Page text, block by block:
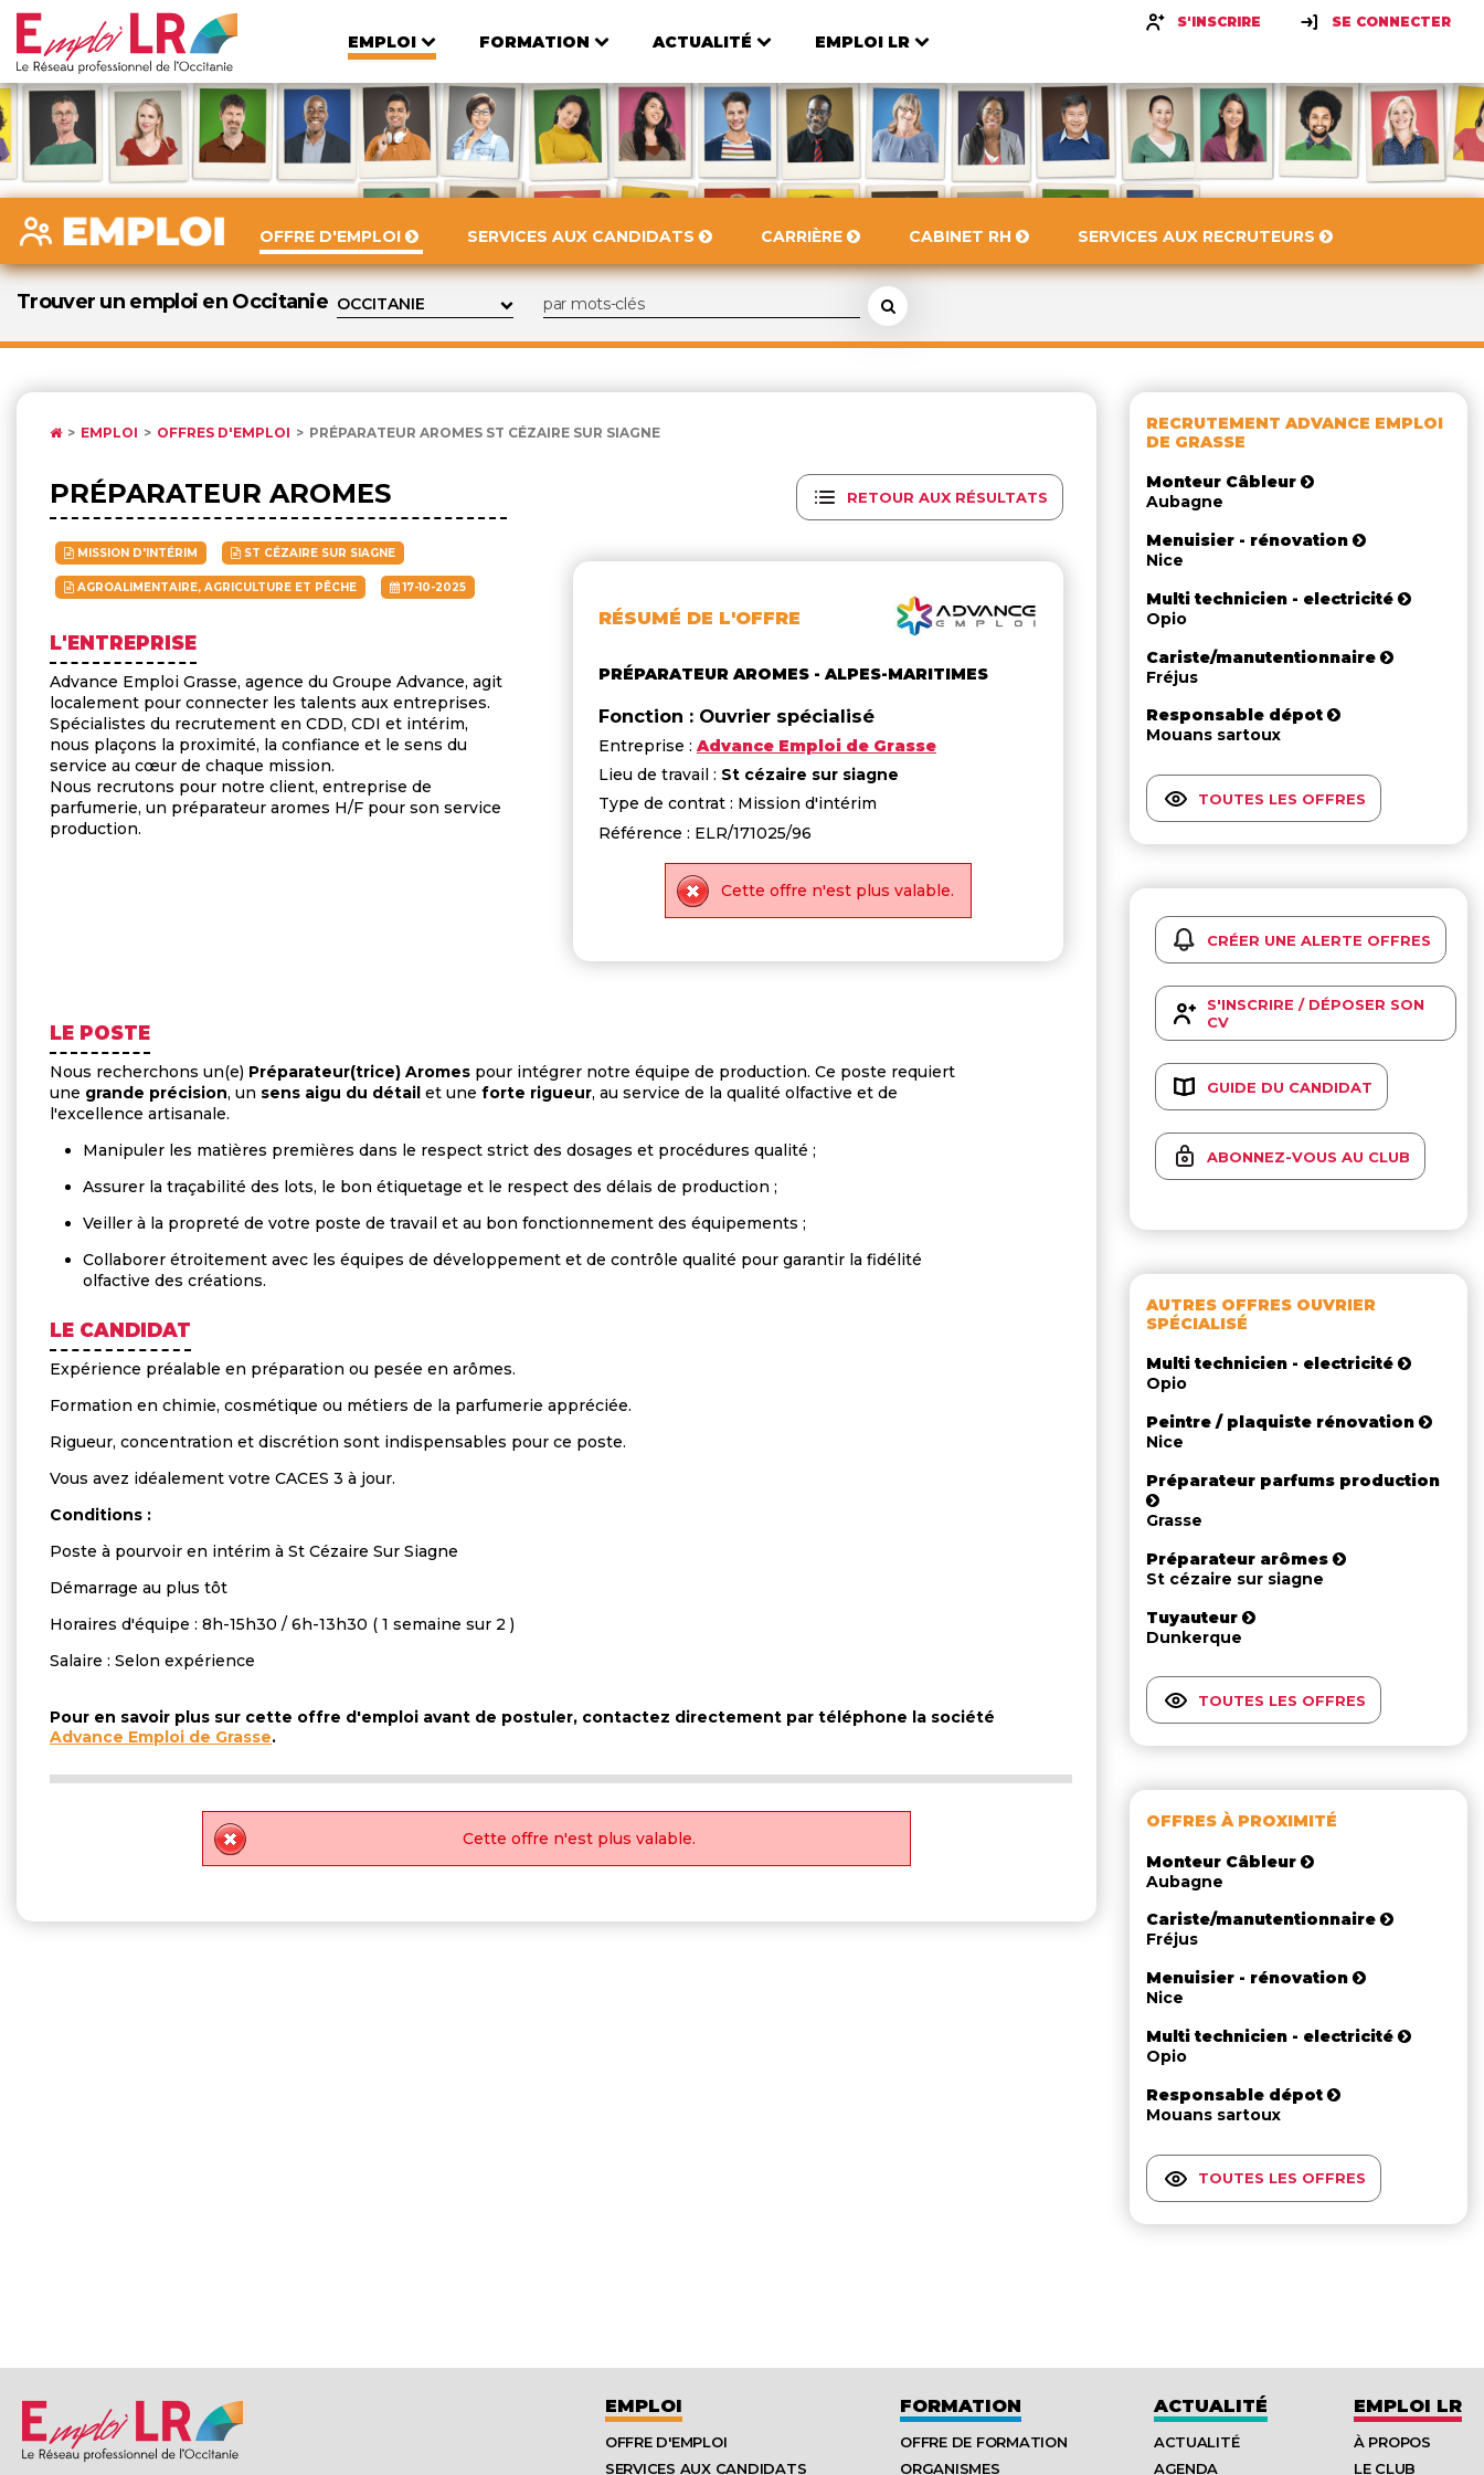
EMPLOI FORMATION ACTUALITÉ EMPLOI LR
S'INSCRIRE SE CONNECTER
OFFRE D'EMPLOI SERVICES AUX CANDIDATS CARRIÈRE CABINET RH SERVICES AUX RECRUTEURS
Trouver un emploi en Occitanie
EMPLOI OFFRES D'EMPLOI PRÉPARATEUR AROMES ST CÉZAIRE SUR SIAGNE
RETOUR AUX RÉSULTATS
RÉSUMÉ DE L'OFFRE
PRÉPARATEUR AROMES - ALPES-MARITIMES
Fonction : Ouvrier spécialisé
Entreprise : Advance Emploi de Grasse
Lieu de travail : St cézaire sur siagne
Type de contrat : Mission d'intérim
Référence : ELR/171025/96
Cette offre n'est plus valable.
PRÉPARATEUR AROMES
MISSION D'INTÉRIM ST CÉZAIRE SUR SIAGNE
AGROALIMENTAIRE, AGRICULTURE ET PÊCHE 17-10-2025
L'ENTREPRISE
Advance Emploi Grasse, agence du Groupe Advance, agit
localement pour connecter les talents aux entreprises.
Spécialistes du recrutement en CDD, CDI et intérim,
nous plaçons la proximité, la confiance et le sens du
service au cœur de chaque mission.
Nous recrutons pour notre client, entreprise de
parfumerie, un préparateur aromes H/F pour son service
production.
LE POSTE
Nous recherchons un(e) Préparateur(trice) Aromes pour intégrer notre équipe de production. Ce poste requiert
une grande précision, un sens aigu du détail et une forte rigueur, au service de la qualité olfactive et de
l'excellence artisanale.
Manipuler les matières premières dans le respect strict des dosages et procédures qualité ;
Assurer la traçabilité des lots, le bon étiquetage et le respect des délais de production ;
Veiller à la propreté de votre poste de travail et au bon fonctionnement des équipements ;
Collaborer étroitement avec les équipes de développement et de contrôle qualité pour garantir la fidélité
olfactive des créations.
LE CANDIDAT
Expérience préalable en préparation ou pesée en arômes.
Formation en chimie, cosmétique ou métiers de la parfumerie appréciée.
Rigueur, concentration et discrétion sont indispensables pour ce poste.
Vous avez idéalement votre CACES 3 à jour.
Conditions :
Poste à pourvoir en intérim à St Cézaire Sur Siagne
Démarrage au plus tôt
Horaires d'équipe : 8h-15h30 / 6h-13h30 ( 1 semaine sur 2 )
Salaire : Selon expérience
Pour en savoir plus sur cette offre d'emploi avant de postuler, contactez directement par téléphone la société
Advance Emploi de Grasse.
Cette offre n'est plus valable.
RECRUTEMENT ADVANCE EMPLOI
DE GRASSE
Monteur Câbleur
Aubagne
Menuisier - rénovation
Nice
Multi technicien - electricité
Opio
Cariste/manutentionnaire
Fréjus
Responsable dépot
Mouans sartoux
TOUTES LES OFFRES
CRÉER UNE ALERTE OFFRES
S'INSCRIRE / DÉPOSER SON
CV
GUIDE DU CANDIDAT
ABONNEZ-VOUS AU CLUB
AUTRES OFFRES OUVRIER
SPÉCIALISÉ
Multi technicien - electricité
Opio
Peintre / plaquiste rénovation
Nice
Préparateur parfums production
Grasse
Préparateur arômes
St cézaire sur siagne
Tuyauteur
Dunkerque
TOUTES LES OFFRES
OFFRES À PROXIMITÉ
Monteur Câbleur
Aubagne
Cariste/manutentionnaire
Fréjus
Menuisier - rénovation
Nice
Multi technicien - electricité
Opio
Responsable dépot
Mouans sartoux
TOUTES LES OFFRES
EMPLOI
OFFRE D'EMPLOI
SERVICES AUX CANDIDATS
FORMATION
OFFRE DE FORMATION
ORGANISMES
ACTUALITÉ
ACTUALITÉ
AGENDA
EMPLOI LR
À PROPOS
LE CLUB